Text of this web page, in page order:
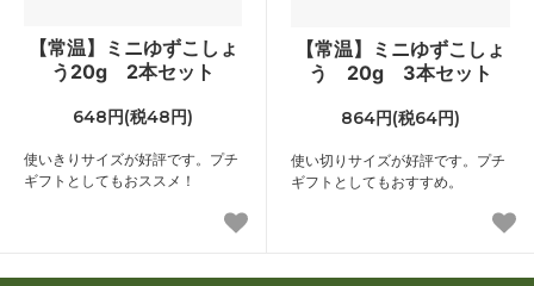
【常温】ミニゆずこしょ
う20g 2本セット
648円(税48円)
使いきりサイズが好評です。プチ
ギフトとしてもおススメ！
【常温】ミニゆずこしょ
う 20g 3本セット
864円(税64円)
使い切りサイズが好評です。プチ
ギフトとしてもおすすめ。